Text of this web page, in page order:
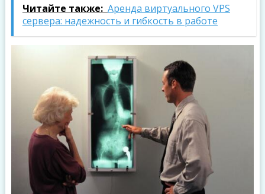
Читайте также: Аренда виртуального VPS
сервера: надежность и гибкость в работе